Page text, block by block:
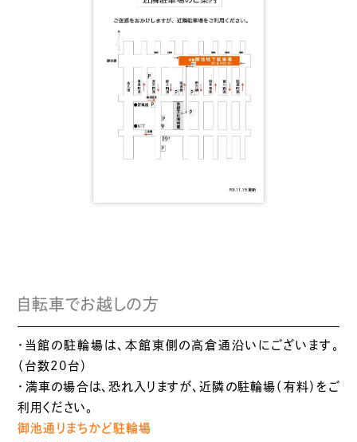
自転車でお越しの方
・当館の駐輪場は、本館東側の高倉通沿いにございます。
（台数20台）
・満車の場合は、恐れ入りますが、近隣の駐輪場（有料）をご
利用ください。
御池通りまちかど駐輪場